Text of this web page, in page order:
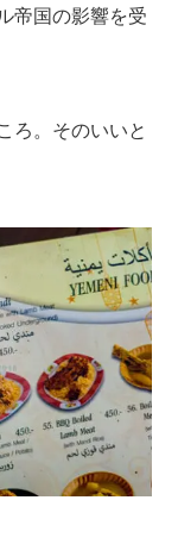
帝国の影響を受
ろ。そのいいと